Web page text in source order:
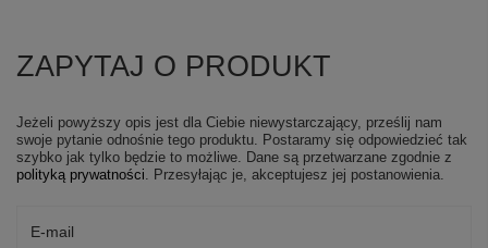
ZAPYTAJ O PRODUKT
Jeżeli powyższy opis jest dla Ciebie niewystarczający, prześlij nam
swoje pytanie odnośnie tego produktu. Postaramy się odpowiedzieć tak
szybko jak tylko będzie to możliwe. Dane są przetwarzane zgodnie z
polityką prywatności. Przesyłając je, akceptujesz jej postanowienia.
E-mail